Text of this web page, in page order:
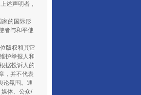
述声明者，
家的国际形
者与和平使
版权和其它
护举报人和
根据投诉人的
，并不代表
论氛围。通
体、公众/